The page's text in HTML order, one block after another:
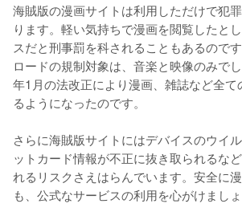
海賊版の漫画サイトは利用しただけで犯
ります。軽い気持ちで漫画を閲覧したと
スだと刑事罰を科されることもあるので
ロードの規制対象は、音楽と映像のみで
年1月の法改正により漫画、雑誌など全
るようになったのです。
さらに海賊版サイトにはデバイスのウイ
ットカード情報が不正に抜き取られるな
れるリスクさえはらんでいます。安全に
も、公式なサービスの利用を心がけましょ